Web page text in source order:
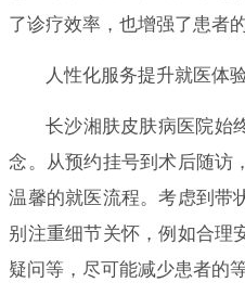
了诊疗效率，也增强了患者
人性化服务提升就医体
长沙湘肤皮肤病医院始
念。从预约挂号到术后随访
温馨的就医流程。考虑到带
别注重细节关怀，例如合理
疑问等，尽可能减少患者的